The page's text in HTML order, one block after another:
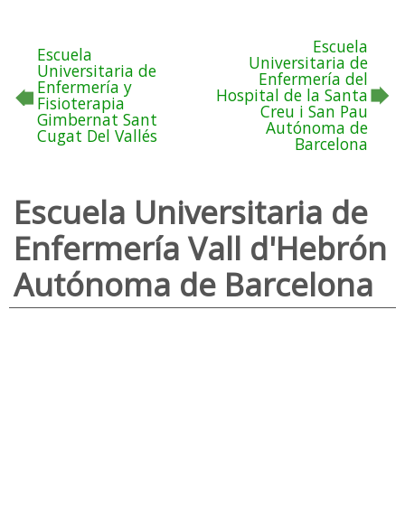
Escuela
Universitaria de
Enfermería y
Fisioterapia
Gimbernat Sant
Cugat Del Vallés
Escuela
Universitaria de
Enfermería del
Hospital de la Santa
Creu i San Pau
Autónoma de
Barcelona
Escuela Universitaria de
Enfermería Vall d'Hebrón
Autónoma de Barcelona